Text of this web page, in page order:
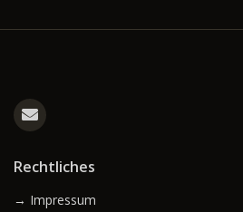
Rechtliches
→ Impressum